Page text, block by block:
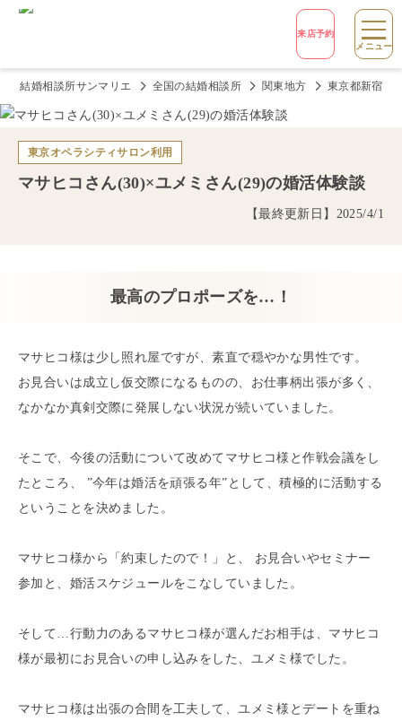
来店予約
メニュー
結婚相談所サンマリエ 全国の結婚相談所 関東地方 東京都新宿の
東京オペラシティサロン利用
マサヒコ さん(30)×ユメミ さん(29)の婚活体験談
【最終更新日】 2025/4/1
最高のプロポーズを…！
マサヒコ様は少し照れ屋ですが、素直で穏やかな男性です。
お見合いは成立し仮交際になるものの、お仕事柄出張が多く、
なかなか真剣交際に発展しない状況が続いていました。
そこで、今後の活動について改めてマサヒコ様と作戦会議をし
たところ、 ”今年は婚活を頑張る年”として、積極的に活動する
ということを決めました。
マサヒコ様から「約束したので！」と、 お見合いやセミナー
参加と、婚活スケジュールをこなしていました。
そして…行動力のあるマサヒコ様が選んだお相手は、マサヒコ
様が最初にお見合いの申し込みをした、ユメミ様でした。
マサヒコ様は出張の合間を工夫して、ユメミ様とデートを重ね